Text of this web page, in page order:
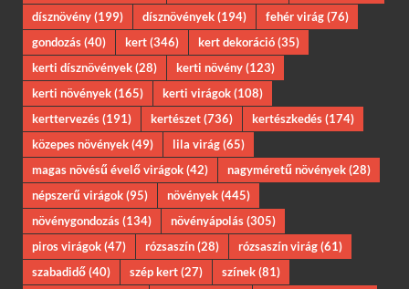
dísznövény(199) dísznövények(194) fehér virág(76)
gondozás(40) kert(346) kert dekoráció(35)
kerti dísznövények(28) kerti növény(123)
kerti növények(165) kerti virágok(108)
kerttervezés(191) kertészet(736) kertészkedés(174)
közepes növények(49) lila virág(65)
magas növésű évelő virágok(42) nagyméretű növények(28)
népszerű virágok(95) növények(445)
növénygondozás(134) növényápolás(305)
piros virágok(47) rózsaszín(28) rózsaszín virág(61)
szabadidő(40) szép kert(27) színek(81)